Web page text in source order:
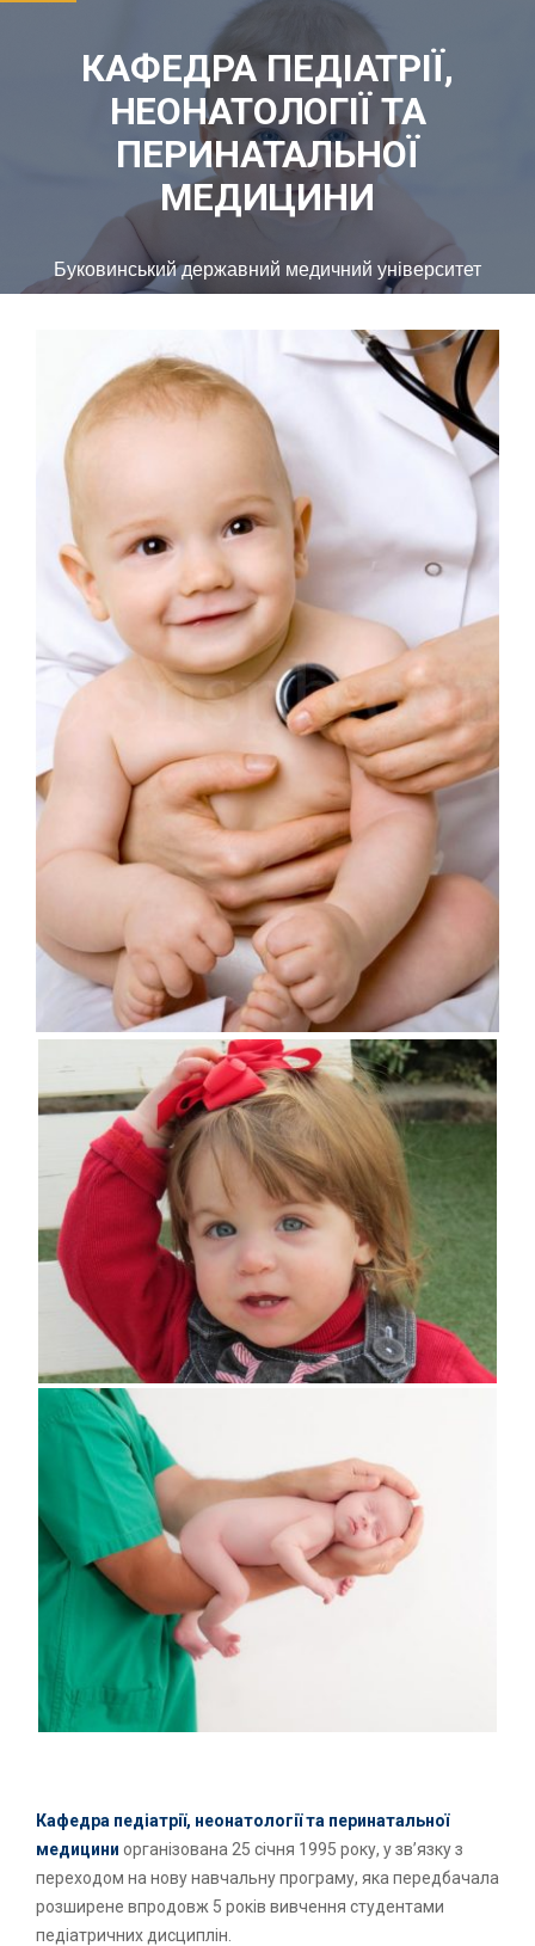
КАФЕДРА ПЕДІАТРІЇ,
НЕОНАТОЛОГІЇ ТА
ПЕРИНАТАЛЬНОЇ
МЕДИЦИНИ
Буковинський державний медичний університет
Кафедра педіатрії, неонатології та перинатальної
медицини організована 25 січня 1995 року, у зв’язку з
переходом на нову навчальну програму, яка передбачала
розширене впродовж 5 років вивчення студентами
педіатричних дисциплін.